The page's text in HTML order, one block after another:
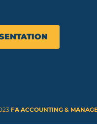
FA ACCOUNTING &